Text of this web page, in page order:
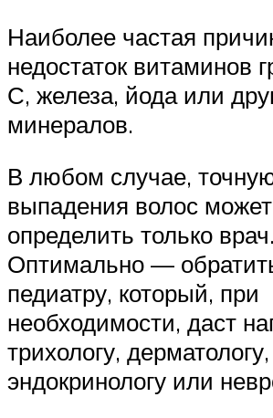
Наиболее частая
недостаток витаминов
С, железа, йода или
минералов.
В любом случае,
выпадения волос может
определить только врач.
Оптимально —
педиатру, который, при
необходимости, даст
трихологу, дерматологу,
эндокринологу или